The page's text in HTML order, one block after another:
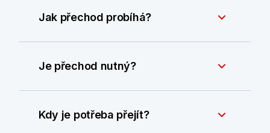
Jak přechod probíhá?
Je přechod nutný?
Kdy je potřeba přejít?